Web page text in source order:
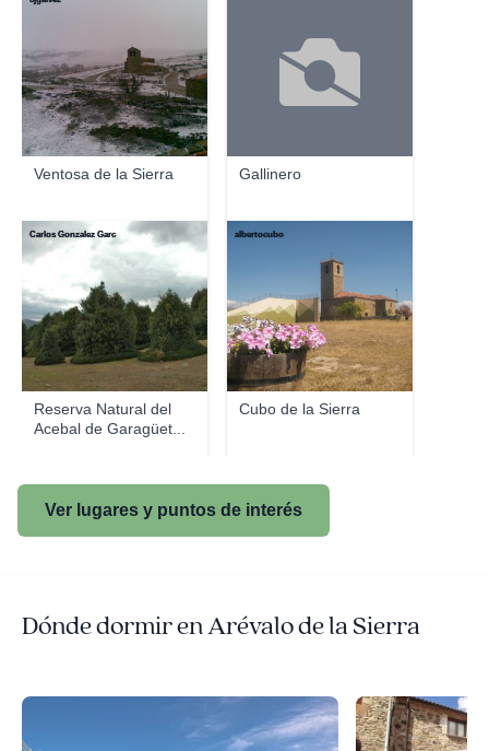
Ventosa de la Sierra Gallinero
Reserva Natural del
Acebal de Garagüet...
Carlos Gonzalez Garc
Cubo de la Sierra
albertocubo
Ver lugares y puntos de interés
Dónde dormir en Arévalo de la Sierra